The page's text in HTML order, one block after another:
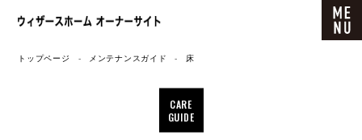
ウィザースホーム オーナーサイト
トップページ メンテナンスガイド 床
CARE
GUIDE